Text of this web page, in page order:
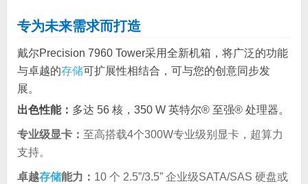
专为未来需求而打造
戴尔Precision 7960 Tower采用全新机箱，将广泛的功能
与卓越的存储可扩展性相结合，可与您的创意同步发
展。
出色性能： 多达 56 核，350 W 英特尔® 至强® 处理器。
专业级显卡： 至高搭载4个300W专业级别显卡，超算力
支持。
卓越存储能力： 10 个 2.5”/3.5” 企业级SATA/SAS 硬盘或